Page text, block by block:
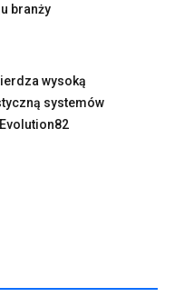
branży
wysoką
systemów